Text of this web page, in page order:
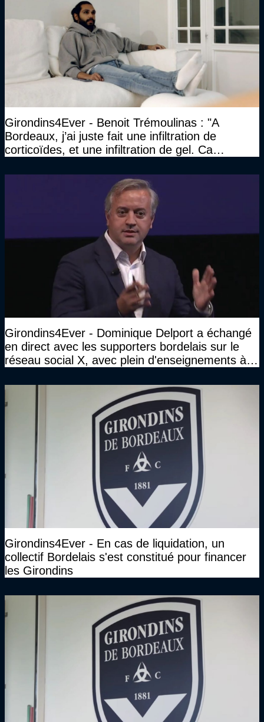
Girondins4Ever - Benoit Trémoulinas : "A
Bordeaux, j’ai juste fait une infiltration de
corticoïdes, et une infiltration de gel. Ca
Girondins4Ever - Dominique Delport a échangé
en direct avec les supporters bordelais sur le
réseau social X, avec plein d'enseignements à la
Girondins4Ever - En cas de liquidation, un
collectif Bordelais s'est constitué pour financer
les Girondins